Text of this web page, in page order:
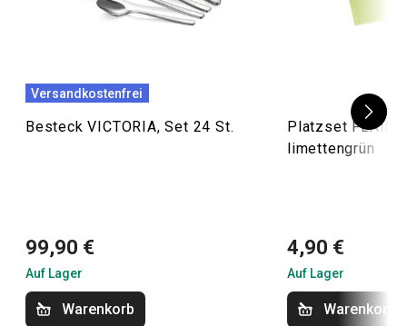
Versandkostenfrei
Besteck VICTORIA, Set 24 St.
99,90 €
Auf Lager
Warenkorb
Platzset FLAIR
limettengrün
4,90 €
Auf Lager
Warenkorb